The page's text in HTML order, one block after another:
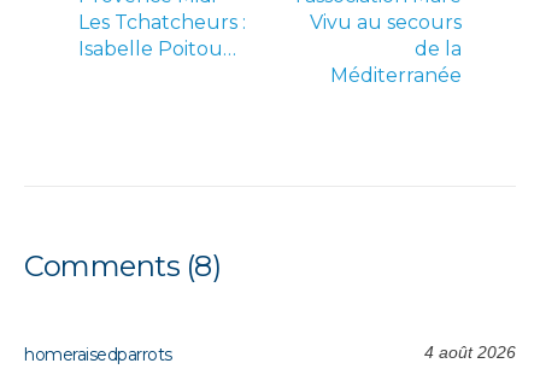
Les Tchatcheurs :
Isabelle Poitou…
Vivu au secours
de la
Méditerranée
Comments (8)
homeraisedparrots 4 août 2026